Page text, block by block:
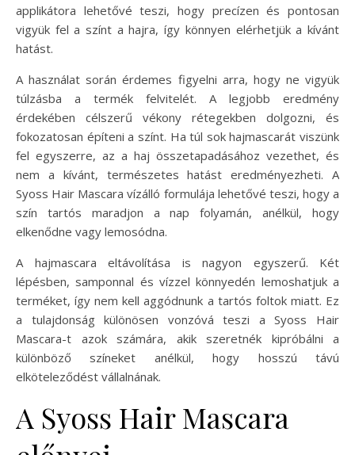
applikátora lehetővé teszi, hogy precízen és pontosan
vigyük fel a színt a hajra, így könnyen elérhetjük a kívánt
hatást.
A használat során érdemes figyelni arra, hogy ne vigyük
túlzásba a termék felvitelét. A legjobb eredmény
érdekében célszerű vékony rétegekben dolgozni, és
fokozatosan építeni a színt. Ha túl sok hajmascarát viszünk
fel egyszerre, az a haj összetapadásához vezethet, és
nem a kívánt, természetes hatást eredményezheti. A
Syoss Hair Mascara vízálló formulája lehetővé teszi, hogy a
szín tartós maradjon a nap folyamán, anélkül, hogy
elkenődne vagy lemosódna.
A hajmascara eltávolítása is nagyon egyszerű. Két
lépésben, samponnal és vízzel könnyedén lemoshatjuk a
terméket, így nem kell aggódnunk a tartós foltok miatt. Ez
a tulajdonság különösen vonzóvá teszi a Syoss Hair
Mascara-t azok számára, akik szeretnék kipróbálni a
különböző színeket anélkül, hogy hosszú távú
elköteleződést vállalnának.
A Syoss Hair Mascara